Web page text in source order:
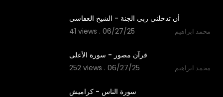
أن تدخلني ربي الجنة - الشيخ العفاسي
41 views . 06/27/25
محمد ابراهيم
قرآن مصور - سورة الأعلى
252 views . 06/27/25
محمد ابراهيم
سورة الناس - كراميش